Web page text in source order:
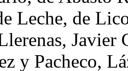
Leche, de
Javier
y Pacheco,